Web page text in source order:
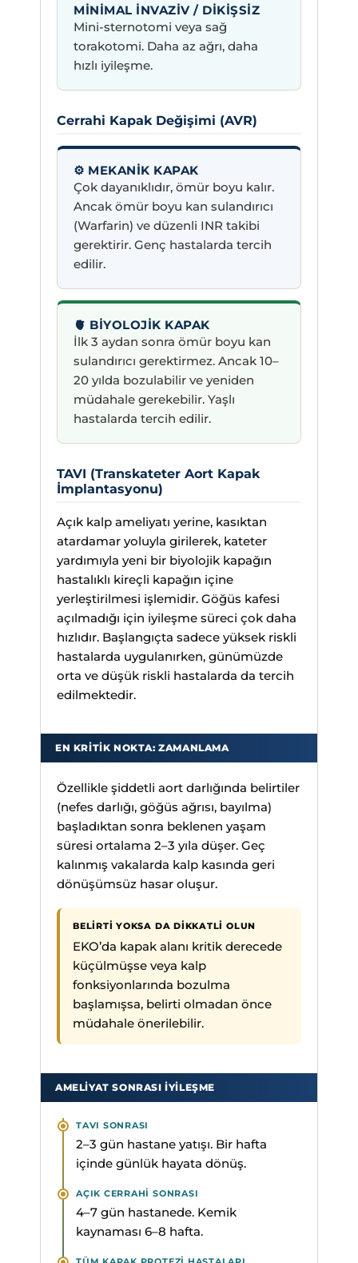
MINIMAL İNVAZIV / DIKIŞSIZ
Mini-sternotomi veya sağ
torakotomi. Daha az ağrı, daha
hızlı iyileşme.
Cerrahi Kapak Değişimi (AVR)
⚙️ MEKANIK KAPAK
Çok dayanıklıdır, ömür boyu kalır.
Ancak ömür boyu kan sulandırıcı
(Warfarin) ve düzenli INR takibi
gerektirir. Genç hastalarda tercih
edilir.
🫀 BIYOLOJIK KAPAK
İlk 3 aydan sonra ömür boyu kan
sulandırıcı gerektirmez. Ancak 10–
20 yılda bozulabilir ve yeniden
müdahale gerekebilir. Yaşlı
hastalarda tercih edilir.
TAVI (Transkateter Aort Kapak
İmplantasyonu)
Açık kalp ameliyatı yerine, kasıktan
atardamar yoluyla girilerek, kateter
yardımıyla yeni bir biyolojik kapağın
hastalıklı kireçli kapağın içine
yerleştirilmesi işlemidir. Göğüs kafesi
açılmadığı için iyileşme süreci çok daha
hızlıdır. Başlangıçta sadece yüksek riskli
hastalarda uygulanırken, günümüzde
orta ve düşük riskli hastalarda da tercih
edilmektedir.
EN KRITIK NOKTA: ZAMANLAMA
Özellikle şiddetli aort darlığında belirtiler
(nefes darlığı, göğüs ağrısı, bayılma)
başladıktan sonra beklenen yaşam
süresi ortalama 2–3 yıla düşer. Geç
kalınmış vakalarda kalp kasında geri
dönüşümsüz hasar oluşur.
BELIRTI YOKSA DA DIKKATLI OLUN
EKO’da kapak alanı kritik derecede
küçülmüşse veya kalp
fonksiyonlarında bozulma
başlamışsa, belirti olmadan önce
müdahale önerilebilir.
AMELIYAT SONRASI İYILEŞME
TAVI SONRASI
2–3 gün hastane yatışı. Bir hafta
içinde günlük hayata dönüş.
AÇIK CERRAHI SONRASI
4–7 gün hastanede. Kemik
kaynaması 6–8 hafta.